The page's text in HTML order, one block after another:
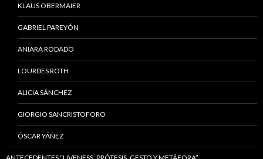
KLAUS OBERMAIER
GABRIEL PAREYÓN
ANIARA RODADO
LOURDES ROTH
ALICIA SÁNCHEZ
GIORGIO SANCRISTOFORO
ÓSCAR YÁÑEZ